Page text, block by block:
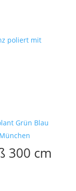
300 cm